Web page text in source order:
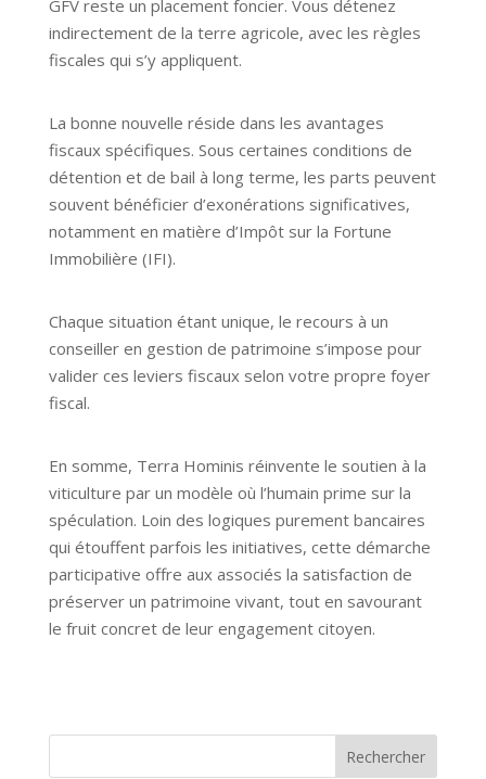
GFV reste un placement foncier. Vous détenez
indirectement de la terre agricole, avec les règles
fiscales qui s’y appliquent.
La bonne nouvelle réside dans les avantages
fiscaux spécifiques. Sous certaines conditions de
détention et de bail à long terme, les parts peuvent
souvent bénéficier d’exonérations significatives,
notamment en matière d’Impôt sur la Fortune
Immobilière (IFI).
Chaque situation étant unique, le recours à un
conseiller en gestion de patrimoine s’impose pour
valider ces leviers fiscaux selon votre propre foyer
fiscal.
En somme, Terra Hominis réinvente le soutien à la
viticulture par un modèle où l’humain prime sur la
spéculation. Loin des logiques purement bancaires
qui étouffent parfois les initiatives, cette démarche
participative offre aux associés la satisfaction de
préserver un patrimoine vivant, tout en savourant
le fruit concret de leur engagement citoyen.
Rechercher